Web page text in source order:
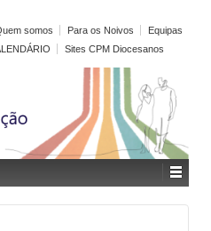
somos Para os Noivos
Equipas
Sites CPM Diocesanos